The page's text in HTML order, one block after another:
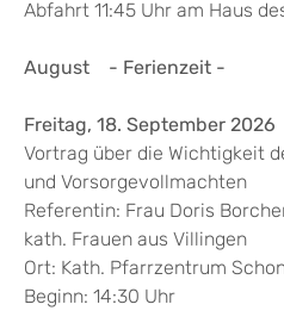
Abfahrt 11:45 Uhr am Haus
August - Ferienzeit -
Freitag, 18. September 2026
Vortrag über die Wichtigkeit
und Vorsorgevollmachten
Referentin: Frau Doris
kath. Frauen aus Villingen
Ort: Kath. Pfarrzentrum
Beginn: 14:30 Uhr